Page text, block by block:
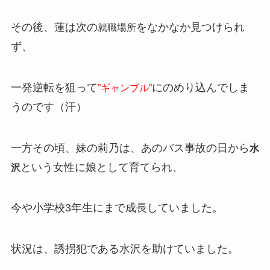
その後、蓮は次の就職場所をなかなか見つけられ
ず、
一発逆転を狙って”ギャンブル”にのめり込んでしま
うのです（汗）
一方その頃、妹の莉乃は、あのバス事故の日から 水
沢 という女性に娘として育てられ、
今や小学校3年生にまで成長していました。
状況は、誘拐犯である水沢を助けていました。